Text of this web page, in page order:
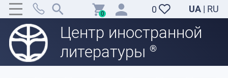
0 UA | RU
Центр иностранной
литературы ®
0